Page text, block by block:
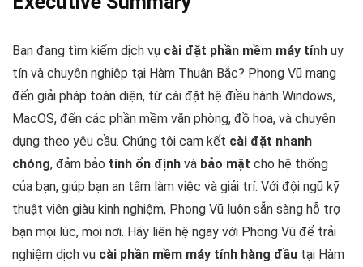
Bạn đang tìm kiếm dịch vụ cài đặt phần mềm máy tính uy
tín và chuyên nghiệp tại Hàm Thuận Bắc? Phong Vũ mang
đến giải pháp toàn diện, từ cài đặt hệ điều hành Windows,
MacOS, đến các phần mềm văn phòng, đồ họa, và chuyên
dụng theo yêu cầu. Chúng tôi cam kết cài đặt nhanh
chóng, đảm bảo tính ổn định và bảo mật cho hệ thống
của bạn, giúp bạn an tâm làm việc và giải trí. Với đội ngũ kỹ
thuật viên giàu kinh nghiệm, Phong Vũ luôn sẵn sàng hỗ trợ
bạn mọi lúc, mọi nơi. Hãy liên hệ ngay với Phong Vũ để trải
nghiệm dịch vụ cài phần mềm máy tính hàng đầu tại Hàm